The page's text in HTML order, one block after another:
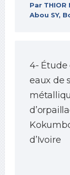
Par
Abou SY,
4- Étude
eaux de
d’Ivoire